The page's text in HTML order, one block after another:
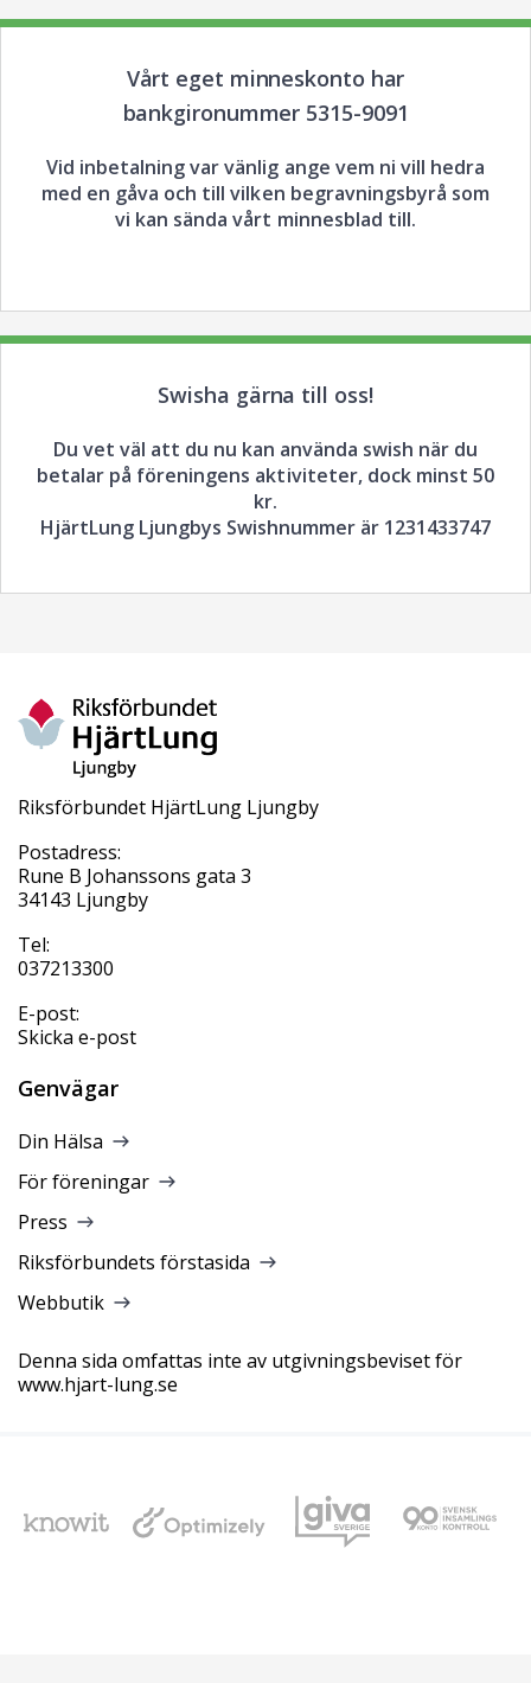
Vårt eget minneskonto har
bankgironummer 5315-9091
Vid inbetalning var vänlig ange vem ni vill hedra
med en gåva och till vilken begravningsbyrå som
vi kan sända vårt minnesblad till.
Swisha gärna till oss!
Du vet väl att du nu kan använda swish när du
betalar på föreningens aktiviteter, dock minst 50
kr.
HjärtLung Ljungbys Swishnummer är 1231433747
Riksförbundet HjärtLung Ljungby
Postadress:
Rune B Johanssons gata 3
34143 Ljungby
Tel:
037213300
E-post:
Skicka e-post
Genvägar
Din Hälsa
För föreningar
Press
Riksförbundets förstasida
Webbutik
Denna sida omfattas inte av utgivningsbeviset för
www.hjart-lung.se